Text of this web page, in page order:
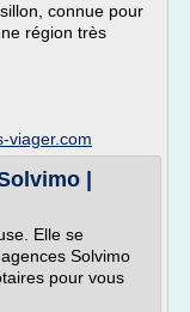
connue pour
région très
viager.com
|
Elle se
Solvimo
pour vous